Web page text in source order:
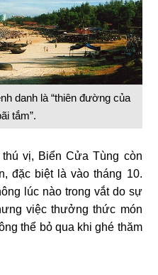
danh là “thiên đường của
tắm”.
vị, Biển Cửa Tùng còn
đặc biệt là vào tháng 10.
lúc nào trong vắt do sự
việc thưởng thức món
thể bỏ qua khi ghé thăm